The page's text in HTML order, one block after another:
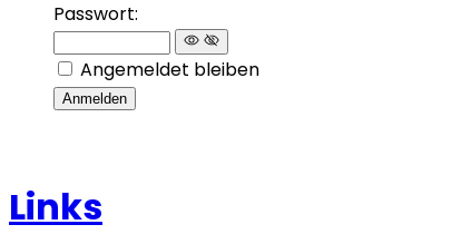
Passwort:
Angemeldet bleiben
Anmelden
Links